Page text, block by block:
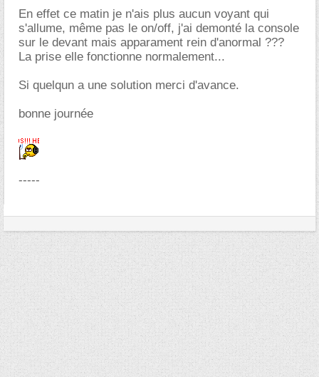
En effet ce matin je n'ais plus aucun voyant qui
s'allume, même pas le on/off, j'ai demonté la console
sur le devant mais apparament rein d'anormal ???
La prise elle fonctionne normalement...
Si quelqun a une solution merci d'avance.
bonne journée
-----